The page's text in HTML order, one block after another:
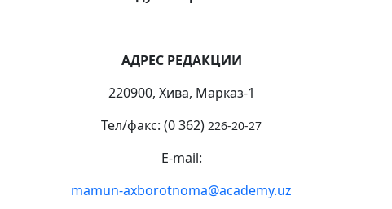
АДРЕС РЕДАКЦИИ
220900, Хива, Марказ-1
Тел/факс: (0 362) 226-20-27
E-mail:
mamun-аxborotnoma@academy.uz